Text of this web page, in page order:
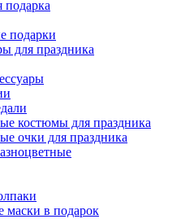
подарка
подарки
для праздника
костюмы для праздника
очки для праздника
маски в подарок